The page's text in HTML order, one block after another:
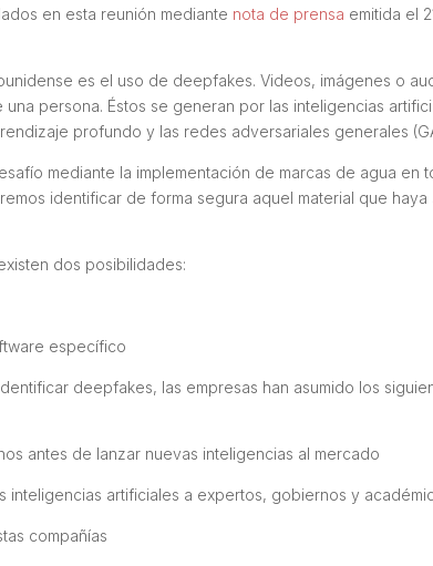
en esta reunión mediante nota de prensa emitida el
es el uso de deepfakes. Videos, imágenes o
persona. Éstos se generan por las inteligencias
profundo y las redes adversariales generales
mediante la implementación de marcas de agua en
identificar de forma segura aquel material que haya
dos posibilidades:
específico
deepfakes, las empresas han asumido los
antes de lanzar nuevas inteligencias al mercado
artificiales a expertos, gobiernos y
compañías